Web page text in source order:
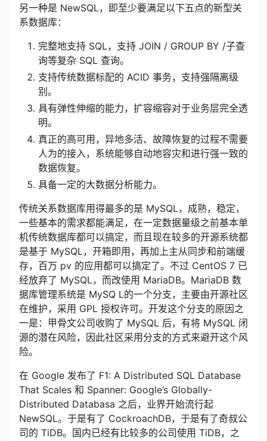
另一种是 NewSQL，即至少要满足以下五点的新型关
系数据库：
完整地支持 SQL，支持 JOIN / GROUP BY /子查
询等复杂 SQL 查询。
支持传统数据标配的 ACID 事务，支持强隔离级
别。
具有弹性伸缩的能力，扩容缩容对于业务层完全透
明。
真正的高可用，异地多活、故障恢复的过程不需要
人为的接入，系统能够自动地容灾和进行强一致的
数据恢复。
具备一定的大数据分析能力。
传统关系数据库用得最多的是 MySQL，成熟，稳定，
一些基本的需求都能满足，在一定数据量级之前基本单
机传统数据库都可以搞定，而且现在较多的开源系统都
是基于 MySQL，开箱即用，再加上主从同步和前端缓
存，百万 pv 的应用都可以搞定了。不过 CentOS 7 已
经放弃了 MySQL，而改使用 MariaDB。MariaDB 数
据库管理系统是 MySQ L的一个分支，主要由开源社区
在维护，采用 GPL 授权许可。开发这个分支的原因之
一是：甲骨文公司收购了 MySQL 后，有将 MySQL 闭
源的潜在风险，因此社区采用分支的方式来避开这个风
险。
在 Google 发布了 F1: A Distributed SQL Database
That Scales 和 Spanner: Google’s Globally-
Distributed Databasa 之后，业界开始流行起
NewSQL。于是有了 CockroachDB，于是有了奇叔公
司的 TiDB。国内已经有比较多的公司使用 TiDB，之